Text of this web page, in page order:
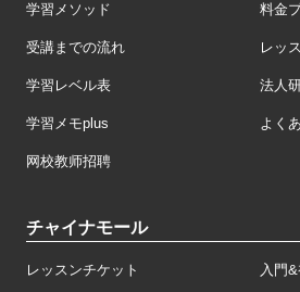
学習メソッド 料金
受講までの流れ レッ
学習レベル表 法人
学習メモplus よく
网校教师招聘
チャイナモール
レッスンチケット 入門